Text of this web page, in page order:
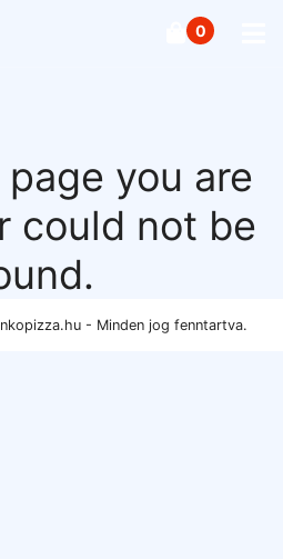
0
you are
could not be
- Minden jog fenntartva.